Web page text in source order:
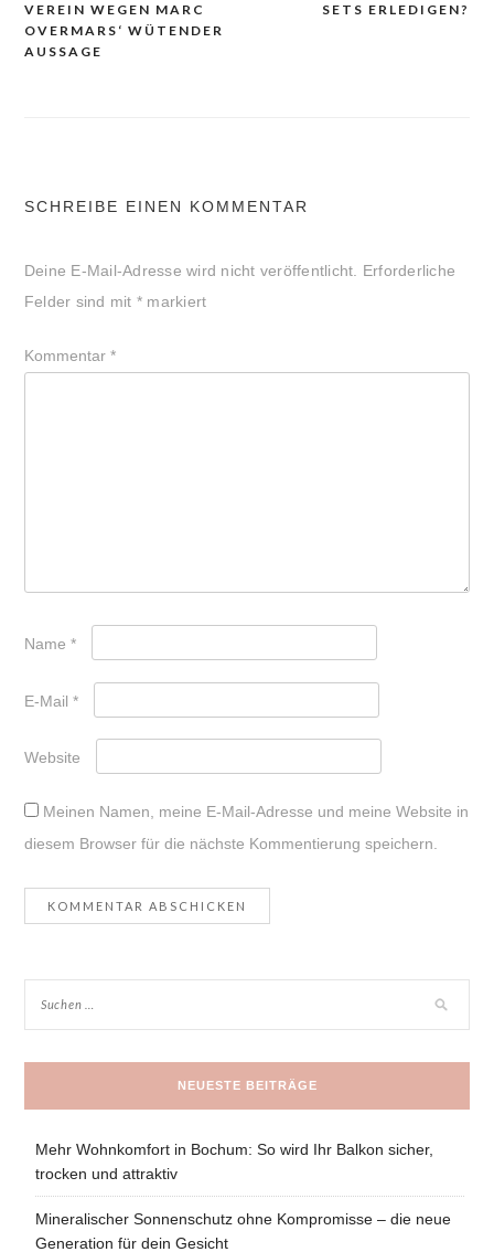
VEREIN WEGEN MARC
OVERMARS‘ WÜTENDER
AUSSAGE
SETS ERLEDIGEN?
SCHREIBE EINEN KOMMENTAR
Deine E-Mail-Adresse wird nicht veröffentlicht.
Erforderliche
Felder sind mit * markiert
Kommentar *
Name *
E-Mail *
Website
Meinen Namen, meine E-Mail-Adresse und meine Website in
diesem Browser für die nächste Kommentierung speichern.
NEUESTE BEITRÄGE
Mehr Wohnkomfort in Bochum: So wird Ihr Balkon sicher,
trocken und attraktiv
Mineralischer Sonnenschutz ohne Kompromisse – die neue
Generation für dein Gesicht